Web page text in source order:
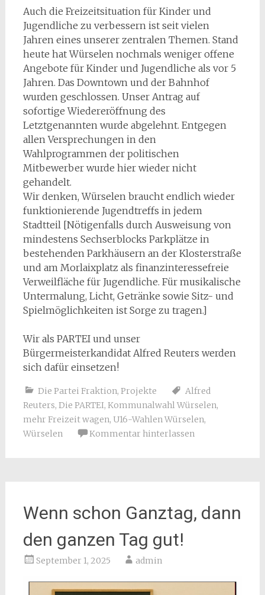
Auch die Freizeitsituation für Kinder und
Jugendliche zu verbessern ist seit vielen
Jahren eines unserer zentralen Themen. Stand
heute hat Würselen nochmals weniger offene
Angebote für Kinder und Jugendliche als vor 5
Jahren. Das Downtown und der Bahnhof
wurden geschlossen. Unser Antrag auf
sofortige Wiedereröffnung des
Letztgenannten wurde abgelehnt. Entgegen
allen Versprechungen in den
Wahlprogrammen der politischen
Mitbewerber wurde hier wieder nicht
gehandelt.
Wir denken, Würselen braucht endlich wieder
funktionierende Jugendtreffs in jedem
Stadtteil [Nötigenfalls durch Ausweisung von
mindestens Sechserblocks Parkplätze in
bestehenden Parkhäusern an der Klosterstraße
und am Morlaixplatz als finanzinteressefreie
Verweilfläche für Jugendliche. Für musikalische
Untermalung, Licht, Getränke sowie Sitz- und
Spielmöglichkeiten ist Sorge zu tragen.]
Wir als PARTEI und unser
Bürgermeisterkandidat Alfred Reuters werden
sich dafür einsetzen!
Die Partei Fraktion, Projekte
Alfred
Reuters, Die PARTEI, Kommunalwahl Würselen,
mehr Freizeit wagen, U16-Wahlen Würselen,
Würselen
Kommentar hinterlassen
Wenn schon Ganztag, dann
den ganzen Tag gut!
September 1, 2025 admin